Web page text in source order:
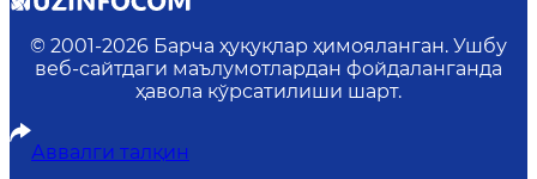
© 2001-2026 Барча ҳуқуқлар ҳимояланган. Ушбу
веб-сайтдаги маълумотлардан фойдаланганда
ҳавола кўрсатилиши шарт.
Аввалги талқин